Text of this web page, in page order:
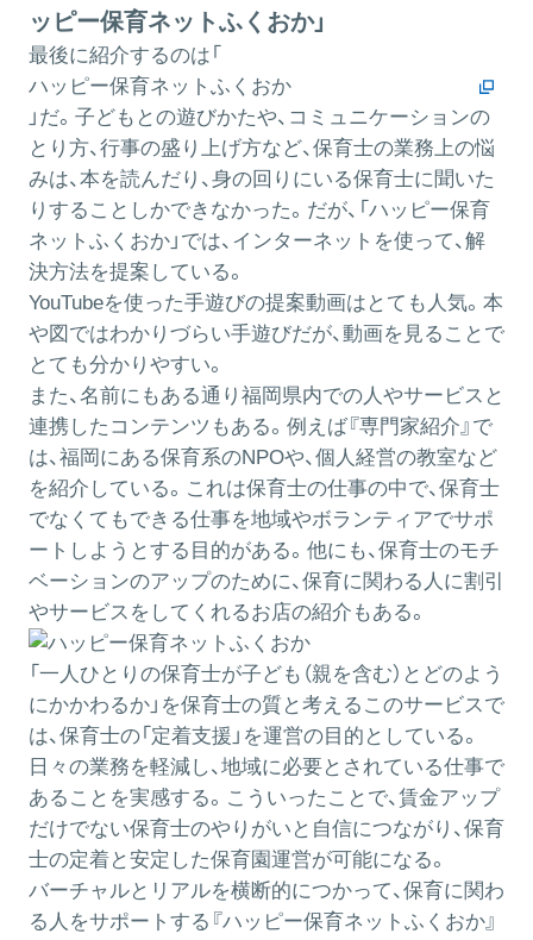
ッピー保育ネットふくおか」
最後に紹介するのは「
ハッピー保育ネットふくおか
」だ。子どもとの遊びかたや、コミュニケーションの
とり方、行事の盛り上げ方など、保育士の業務上の悩
みは、本を読んだり、身の回りにいる保育士に聞いた
りすることしかできなかった。だが、「ハッピー保育
ネットふくおか」では、インターネットを使って、解
決方法を提案している。
YouTubeを使った手遊びの提案動画はとても人気。本
や図ではわかりづらい手遊びだが、動画を見ることで
とても分かりやすい。
また、名前にもある通り福岡県内での人やサービスと
連携したコンテンツもある。例えば『専門家紹介』で
は、福岡にある保育系のNPOや、個人経営の教室など
を紹介している。これは保育士の仕事の中で、保育士
でなくてもできる仕事を地域やボランティアでサポ
ートしようとする目的がある。他にも、保育士のモチ
ベーションのアップのために、保育に関わる人に割引
やサービスをしてくれるお店の紹介もある。
「一人ひとりの保育士が子ども（親を含む）とどのよう
にかかわるか」を保育士の質と考えるこのサービスで
は、保育士の「定着支援」を運営の目的としている。
日々の業務を軽減し、地域に必要とされている仕事で
あることを実感する。こういったことで、賃金アップ
だけでない保育士のやりがいと自信につながり、保育
士の定着と安定した保育園運営が可能になる。
バーチャルとリアルを横断的につかって、保育に関わ
る人をサポートする『ハッピー保育ネットふくおか』